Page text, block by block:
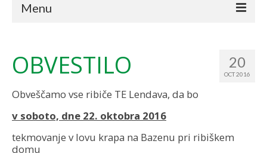
Menu
O društvu
Ribolov
Režim 2021
Revirji
20
OCT 2016
OBVESTILO
Obveščamo vse ribiče TE Lendava, da bo
v soboto, dne 22. oktobra 2016
tekmovanje v lovu krapa na Bazenu pri ribiškem
domu